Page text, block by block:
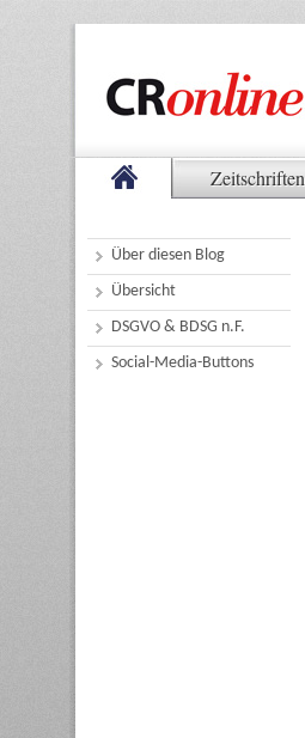
Zeitschriften
Über diesen Blog
Übersicht
DSGVO & BDSG n.F.
Social-Media-Buttons